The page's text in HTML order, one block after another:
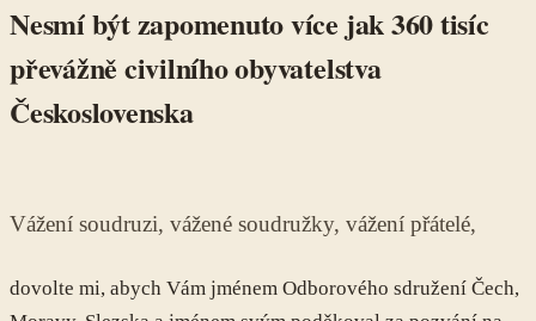
Nesmí být zapomenuto více jak 360 tisíc
převážně civilního obyvatelstva
Československa
Vážení soudruzi, vážené soudružky, vážení přátelé,
dovolte mi, abych Vám jménem Odborového sdružení Čech,